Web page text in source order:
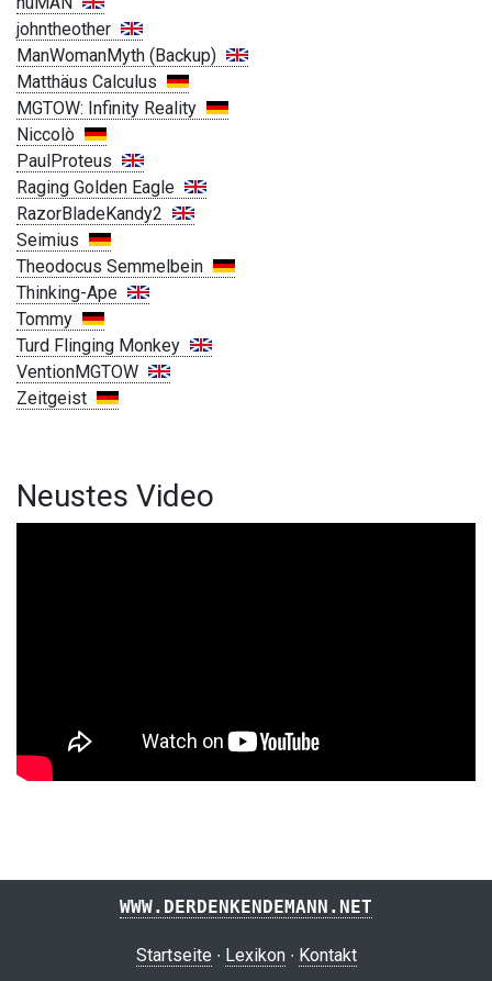
johntheother
ManWomanMyth (Backup)
Matthäus Calculus
MGTOW: Infinity Reality
Niccolò
PaulProteus
Raging Golden Eagle
RazorBladeKandy2
Seimius
Theodocus Semmelbein
Thinking-Ape
Tommy
Turd Flinging Monkey
VentionMGTOW
Zeitgeist
Neustes Video
WWW.DERDENKENDEMANN.NET
Startseite Lexikon Kontakt